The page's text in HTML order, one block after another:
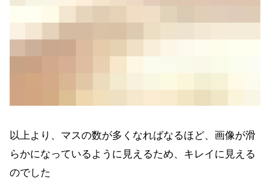
以上より、マスの数が多くなればなるほど、画像が滑
らかになっているように見えるため、キレイに見える
のでした